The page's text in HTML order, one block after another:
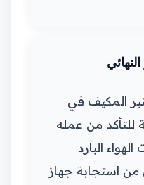
النهائي
المكيف في
للتأكد من عمله
البارد
من استجابة جهاز